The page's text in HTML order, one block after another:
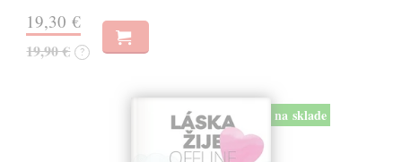
19,30 €
19,90 € ?
na sklade